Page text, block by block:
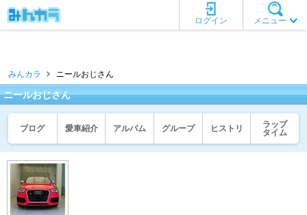
メニュー
ログイン
みんカラ ニールおじさん
ニールおじさん
ブログ 愛車紹介 アルバム グループ ヒストリ
ラップ
タイム